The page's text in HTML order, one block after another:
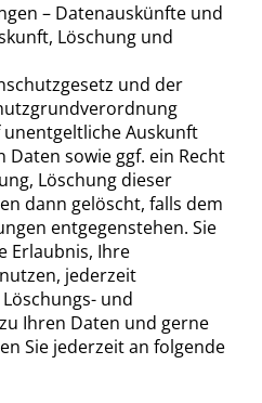
– Datenauskünfte und
Löschung und
und der
unentgeltliche Auskunft
sowie ggf. ein Recht
Löschung dieser
dann gelöscht, falls dem
entgegenstehen. Sie
Erlaubnis, Ihre
jederzeit
und
Ihren Daten und gerne
Sie jederzeit an folgende